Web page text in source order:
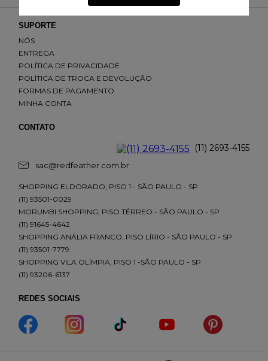
SUPORTE
NÓS
ENTREGA
POLÍTICA DE PRIVACIDADE
POLÍTICA DE TROCA E DEVOLUÇÃO
FORMAS DE PAGAMENTO
MINHA CONTA
CONTATO
(11) 2693-4155
sac@redfeather.com.br
SHOPPING ELDORADO, PISO 1 - SÃO PAULO - SP
(11) 93501-0029
MORUMBI SHOPPING, PISO TÉRREO - SÃO PAULO - SP
(11) 91645-4642
SHOPPING ANÁLIA FRANCO, PISO LÍRIO - SÃO PAULO - SP
(11) 93501-7779
SHOPPING VILA OLÍMPIA, PISO 1 -SÃO PAULO - SP
(11) 93206-6137
REDES SOCIAIS